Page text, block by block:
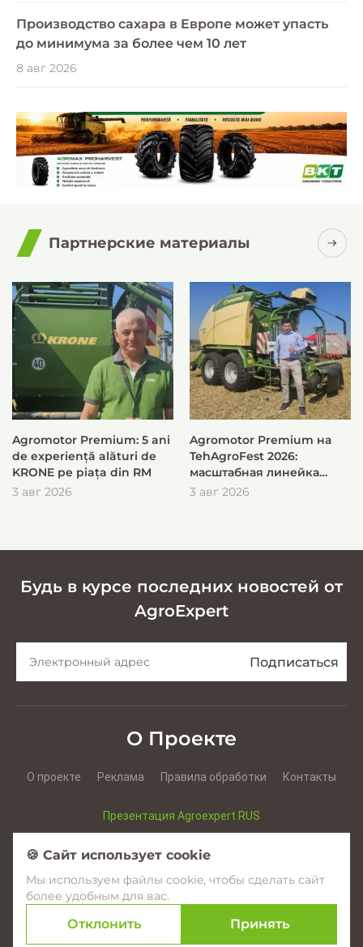
Производство сахара в Европе может упасть
до минимума за более чем 10 лет
8 авг 2026
Партнерские материалы
Agromotor Premium: 5 ani
de experiență alături de
KRONE pe piața din RM
3 авг 2026
Agromotor Premium на
TehAgroFest 2026:
масштабная линейка
KRONE для быстрой и
3 авг 2026
Будь в курсе последних новостей от
AgroExpert
О Проекте
О проекте Реклама Правила обработки Контакты
Презентация Agroexpert RUS
Facebook YouTube Instagram
© 2017–2026 Agroexpert.md
🍪 Сайт использует cookie
Мы используем файлы cookie, чтобы сделать сайт
более удобным для вас.
Отклонить Принять